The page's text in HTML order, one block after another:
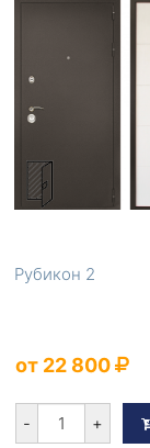
Рубикон 2
от 22 800
- +